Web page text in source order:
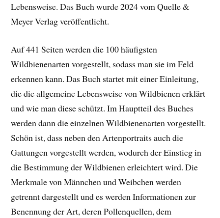
Lebensweise. Das Buch wurde 2024 vom Quelle &
Meyer Verlag veröffentlicht.
Auf 441 Seiten werden die 100 häufigsten
Wildbienenarten vorgestellt, sodass man sie im Feld
erkennen kann. Das Buch startet mit einer Einleitung,
die die allgemeine Lebensweise von Wildbienen erklärt
und wie man diese schützt. Im Hauptteil des Buches
werden dann die einzelnen Wildbienenarten vorgestellt.
Schön ist, dass neben den Artenportraits auch die
Gattungen vorgestellt werden, wodurch der Einstieg in
die Bestimmung der Wildbienen erleichtert wird. Die
Merkmale von Männchen und Weibchen werden
getrennt dargestellt und es werden Informationen zur
Benennung der Art, deren Pollenquellen, dem